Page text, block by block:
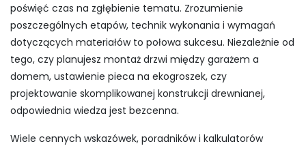
poświęć czas na zgłębienie tematu. Zrozumienie
poszczególnych etapów, technik wykonania i wymagań
dotyczących materiałów to połowa sukcesu. Niezależnie od
tego, czy planujesz montaż drzwi między garażem a
domem, ustawienie pieca na ekogroszek, czy
projektowanie skomplikowanej konstrukcji drewnianej,
odpowiednia wiedza jest bezcenna.
Wiele cennych wskazówek, poradników i kalkulatorów